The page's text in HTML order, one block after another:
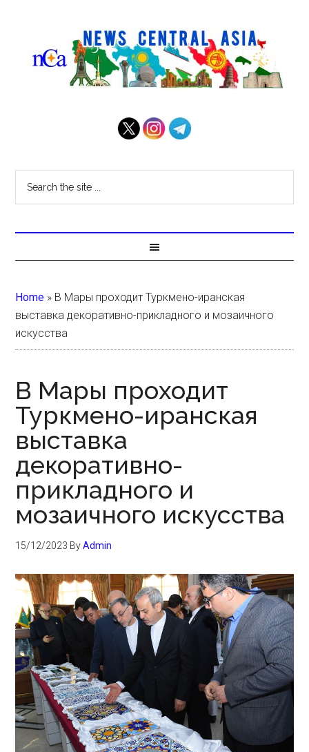
Home » В Мары проходит Туркмено-иранская
выставка декоративно-прикладного и мозаичного
искусства
В Мары проходит
Туркмено-иранская
выставка
декоративно-
прикладного и
мозаичного искусства
15/12/2023 ByAdmin